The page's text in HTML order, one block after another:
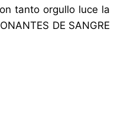
tanto orgullo luce la
DE SANGRE